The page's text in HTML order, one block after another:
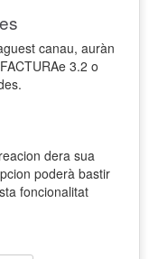
canau, auràn
3.2 o
dera sua
poderà bastir
foncionalitat